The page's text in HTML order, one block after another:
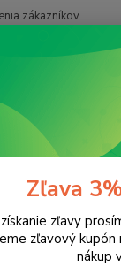
zákazníkov
a náplne do
D120
EUR
Zľava
zľavy
zľavový kupón
nákup